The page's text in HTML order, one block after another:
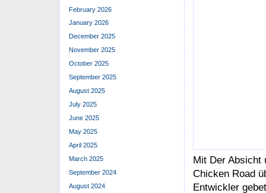
Mit Der Absicht
Chicken Road
Entwickler
February 2026
January 2026
December 2025
November 2025
October 2025
September 2025
August 2025
July 2025
June 2025
May 2025
April 2025
March 2025
September 2024
August 2024